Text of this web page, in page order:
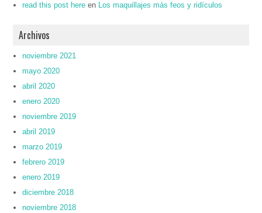
read this post here en Los maquillajes más feos y ridículos
Archivos
noviembre 2021
mayo 2020
abril 2020
enero 2020
noviembre 2019
abril 2019
marzo 2019
febrero 2019
enero 2019
diciembre 2018
noviembre 2018